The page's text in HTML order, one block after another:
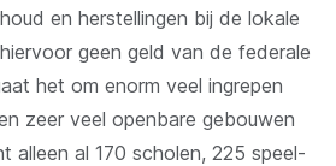
en herstellingen bij de lokale
geen geld van de federale
het om enorm veel ingrepen
zeer veel openbare gebouwen
alleen al 170 scholen, 225 speel-